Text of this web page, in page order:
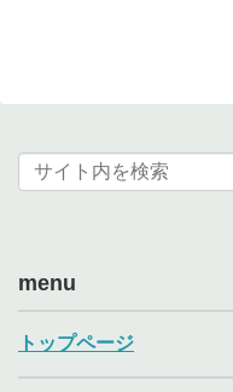
menu
トップページ